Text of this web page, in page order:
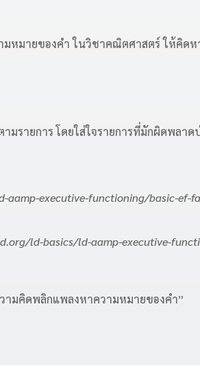
มหมายของคำ ในวิชาคณิตศาสตร์ ให้คิด
มรายการ โดยใส่ใจรายการที่มักผิดพลาด
executive-functioning/basic-ef-
ld-basics/ld-aamp-executive-
วามคิดพลิกแพลงหาความหมายของคำ”